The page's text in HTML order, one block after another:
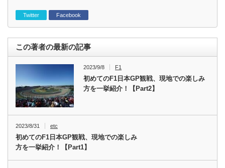
Twitter Facebook
この著者の最新の記事
2023/9/8 F1
初めてのF1日本GP観戦、現地での楽しみ
方を一挙紹介！【Part2】
2023/8/31 etc
初めてのF1日本GP観戦、現地での楽しみ
方を一挙紹介！【Part1】